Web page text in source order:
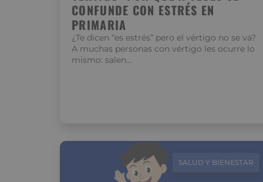
CONFUNDE CON ESTRÉS EN
PRIMARIA
¿Te dicen “es estrés” pero el vértigo no se va?
A muchas personas con vértigo les ocurre lo
mismo: salen…
SALUD Y BIENESTAR